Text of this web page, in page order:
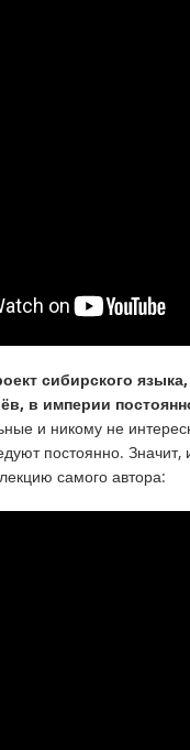
сибирского
в империи
и никому не
постоянно.
самого автора: